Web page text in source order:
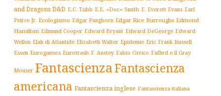
and Dragons D&D E.C. Tubb E.E. «Doc» Smith E. Everett Evans Earl
Peirce Jr. Ecologismo Edgar Pangborn Edgar Rice Burroughs Edmond
Hamilton Edmund Cooper Edward Bryant Edward DeGeorge Edward
Wellen Elak di Atlantide Elizabeth Walter Epidemie Eric Frank Russell
Essen Eurogames Eurotrash F. Anstey Fabio Orrico Fafhrd e il Gray
Mouser FantascienzaFantascienza
americana Fantascienza inglese Fantascienza italiana